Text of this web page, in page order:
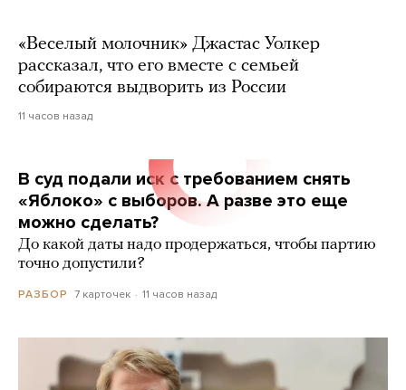
«Веселый молочник» Джастас Уолкер
рассказал, что его вместе с семьей
собираются выдворить из России
11 часов назад
В суд подали иск с требованием снять
«Яблоко» с выборов. А разве это еще
можно сделать?
До какой даты надо продержаться, чтобы партию
точно допустили?
РАЗБОР 7 карточек 11 часов назад